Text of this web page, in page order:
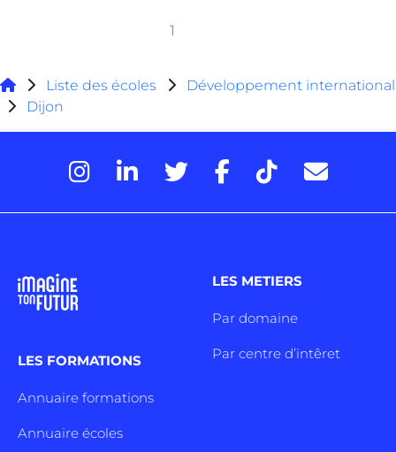
1
Liste des écoles
Développement international
Dijon
LES FORMATIONS
Annuaire formations
Annuaire écoles
LES METIERS
Par domaine
Par centre d’intêret